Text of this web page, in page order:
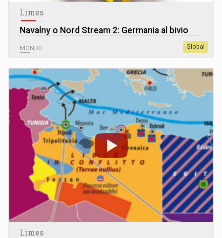
Limes
Navalny o Nord Stream 2: Germania al bivio
MONDO Global
Limes